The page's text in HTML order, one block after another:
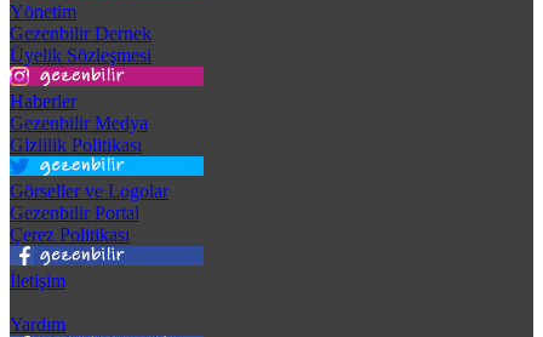
Yönetim
Gezenbilir Dernek
Üyelik Sözleşmesi
Haberler
Gezenbilir Medya
Gizlilik Politikası
Görseller ve Logolar
Gezenbilir Portal
Çerez Politikası
İletişim
Yardım